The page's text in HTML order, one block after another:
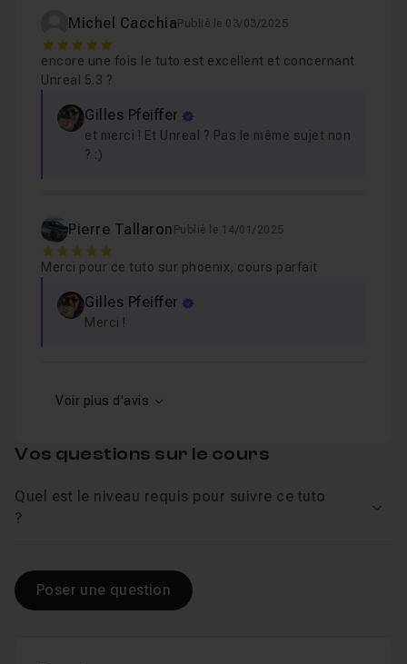
Michel Cacchia Publié le 03/03/2025
5
encore une fois le tuto est excellent et concernant
Unreal 5.3 ?
Gilles Pfeiffer
et merci ! Et Unreal ? Pas le même sujet non
? :)
Pierre Tallaron Publié le 14/01/2025
5
Merci pour ce tuto sur phoenix, cours parfait
Gilles Pfeiffer
Merci !
Voir plus d'avis
Vos questions sur le cours
Quel est le niveau requis pour suivre ce tuto
?
Poser une question